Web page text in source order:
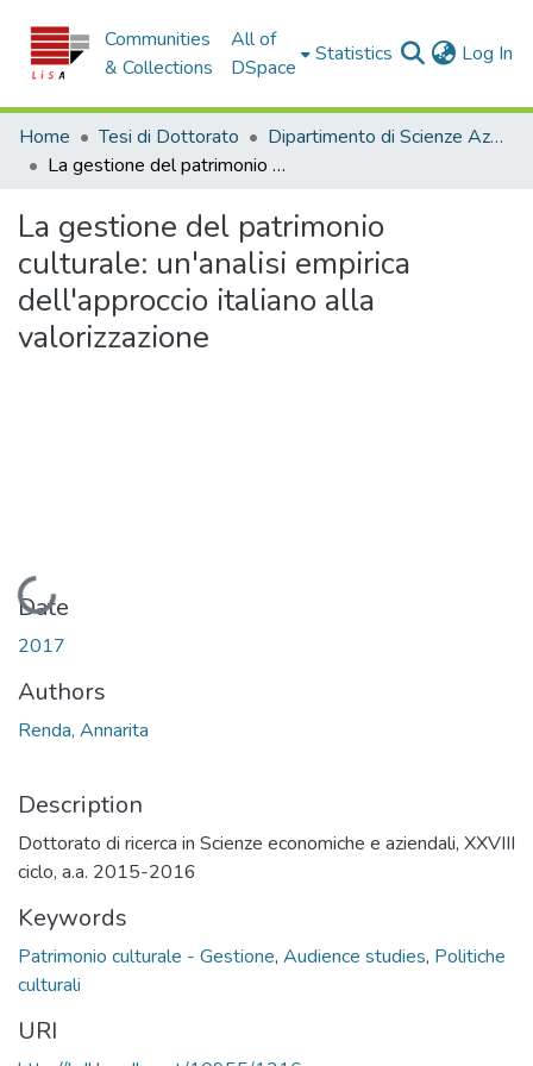
Communities
& Collections
All of
DSpace
Statistics Log In
Home Tesi di Dottorato
Dipartimento di Scienze Aziendali e Giuridiche - Tesi di Dottorato
La gestione del patrimonio culturale: un'analisi empirica dell'approccio italiano alla valorizzazione
La gestione del patrimonio
culturale: un'analisi empirica
dell'approccio italiano alla
valorizzazione
Loading...
Date
2017
Authors
Renda, Annarita
Description
Dottorato di ricerca in Scienze economiche e aziendali, XXVIII
ciclo, a.a. 2015-2016
Keywords
Patrimonio culturale - Gestione, Audience studies, Politiche
culturali
URI